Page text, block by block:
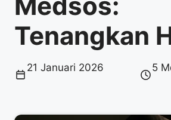
Tenangkan
21 Januari 2026 5